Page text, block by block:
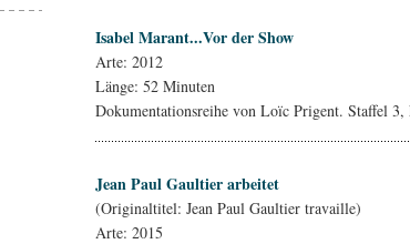
Isabel Marant...Vor der Show
Arte: 2012
Länge: 52 Minuten
Dokumentationsreihe von Loïc Prigent. Staffel 3,
Jean Paul Gaultier arbeitet
(Originaltitel: Jean Paul Gaultier travaille)
Arte: 2015